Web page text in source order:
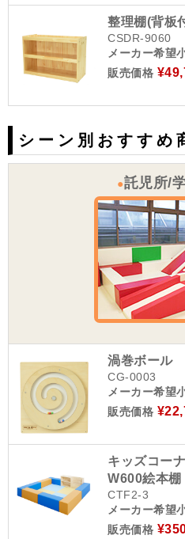
整理棚(背板
CSDR-9060
メーカー希望
販売価格
シーン別おすすめ
●託児所/
渦巻ボール
CG-0003
メーカー希望
販売価格
キッズコー
W600絵本棚
CTF2-3
メーカー希望
販売価格